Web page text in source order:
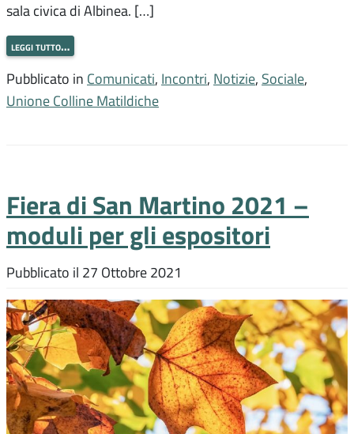
sala civica di Albinea. […]
leggi tutto…
Pubblicato in Comunicati, Incontri, Notizie, Sociale,
Unione Colline Matildiche
Fiera di San Martino 2021 –
moduli per gli espositori
Pubblicato il 27 Ottobre 2021